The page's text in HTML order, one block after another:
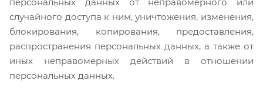
случайного доступа к ним, уничтожения, изменения,
блокирования, копирования, предоставления,
распространения персональных данных, а также от
иных неправомерных действий в отношении
персональных данных.